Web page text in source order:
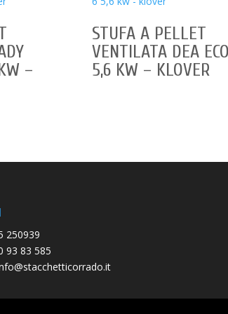
–
STUFA A PELLET
VENTILATA DEA
5,6 KW – KLOVER
250939
93 83 585